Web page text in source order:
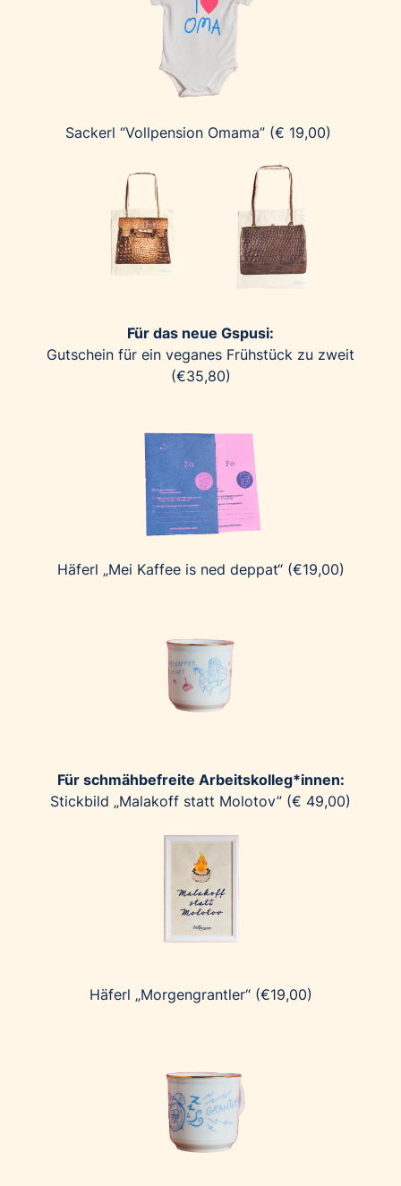
Sackerl “Vollpension Omama” (€ 19,00)
Für das neue Gspusi:
Gutschein für ein veganes Frühstück zu zweit
(€35,80)
Häferl „Mei Kaffee is ned deppat“ (€19,00)
Für schmähbefreite Arbeitskolleg*innen:
Stickbild „Malakoff statt Molotov” (€ 49,00)
Häferl „Morgengrantler“ (€19,00)